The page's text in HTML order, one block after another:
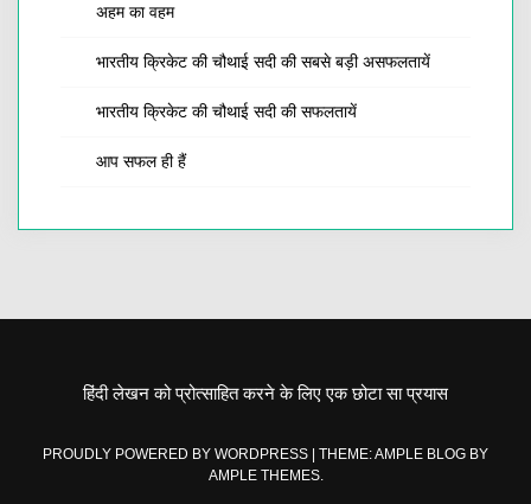
अहम का वहम
भारतीय क्रिकेट की चौथाई सदी की सबसे बड़ी असफलतायें
भारतीय क्रिकेट की चौथाई सदी की सफलतायें
आप सफल ही हैं
हिंदी लेखन को प्रोत्साहित करने के लिए एक छोटा सा प्रयास
PROUDLY POWERED BY WORDPRESS
THEME: AMPLE BLOG BY
AMPLE THEMES.